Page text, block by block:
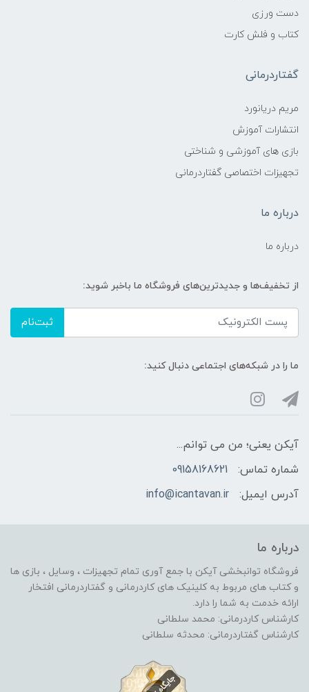
دست ورزی
کتاب و فلش کارت
گفتاردرمانی
مریم دریانورد
انتشارات آموزش
بازی های آموزشی و شناختی
تجهیزات اختصاصی گفتاردرمانی
درباره ما
درباره ما
از تخفیف‌ها و جدیدترین‌های فروشگاه ما باخبر شوید:
ثبت‌نام
ما را در شبکه‌های اجتماعی دنبال کنید:
آیکن یعنی؛ من می توانم...
شماره تماس:
09158168621
آدرس ایمیل:
info@icantavan.ir
درباره ما
فروشگاه توانبخشی آیکن با جمع آوری تمام تجهیزات ، وسایل ، بازی ها
و کتاب های مربوط به کلینیک های کاردرمانی و گفتاردرمانی افتخار
ارائه خدمت به شما را دارد.
کارشناس کاردرمانی: محمد سلطانی
کارشناس گفتاردرمانی: محدثه سلطانی